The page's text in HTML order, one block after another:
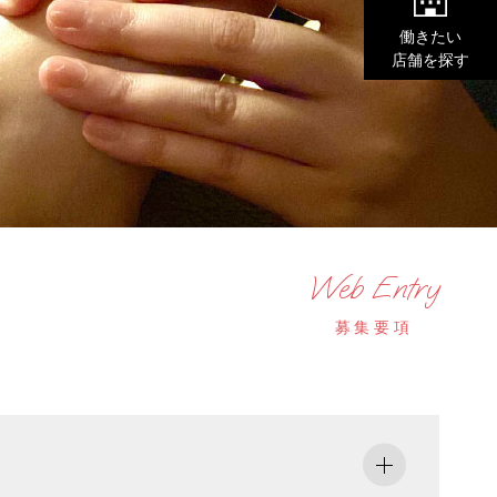
働きたい
店舗を探す
Web Entry
募集要項